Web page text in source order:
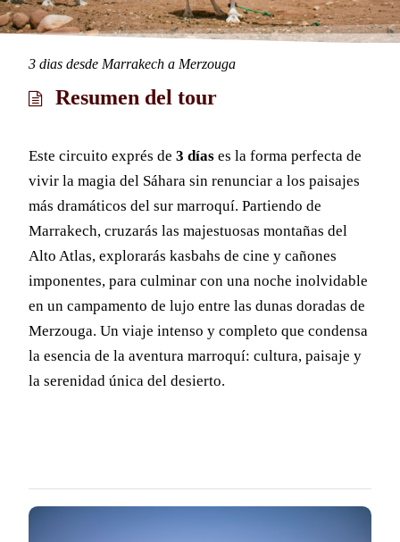
10 dias en Marruecos desde Casablanca
Viaje de 11 dias en Marruecos desde
Casablanca
Ruta de 12 en Marruecos desde
Ruta desde Marrakech
Tour de 2 dias desde Marrakech al
desierto de Zagora
3 dias desde Marrakech a Fez
Ruta de 3 dias desde Marrakech a
Merzouga
Viaje de 4 dias desde Marrakech al
Desierto Merzouga
Viaje de 4 dias desde Marrakech a Fes
Viaje de 6 dias desde Marrakech
Marrakech
3 dias desde Marrakech a Merzouga
Resumen del tour
Este circuito exprés de 3 días es la forma perfecta de
vivir la magia del Sáhara sin renunciar a los paisajes
más dramáticos del sur marroquí. Partiendo de
Marrakech, cruzarás las majestuosas montañas del
Alto Atlas, explorarás kasbahs de cine y cañones
imponentes, para culminar con una noche inolvidable
en un campamento de lujo entre las dunas doradas de
Merzouga. Un viaje intenso y completo que condensa
la esencia de la aventura marroquí: cultura, paisaje y
la serenidad única del desierto.